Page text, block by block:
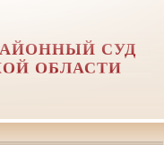
СУД
ОБЛАСТИ